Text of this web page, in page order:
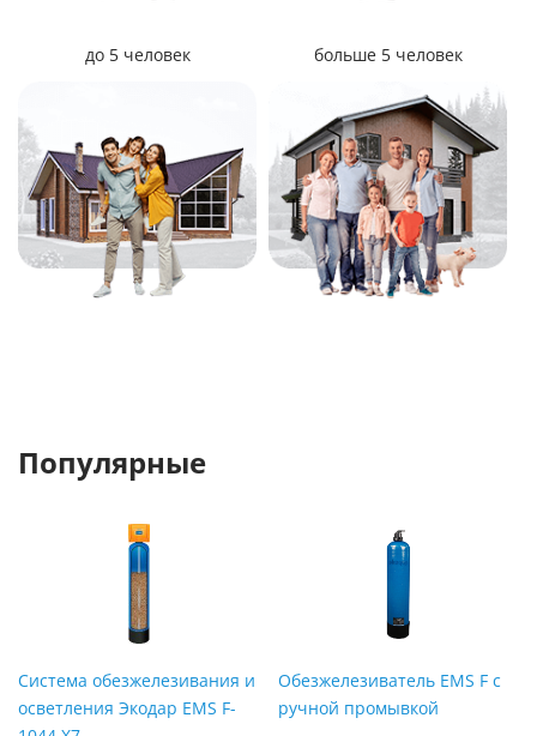
до 5 человек больше 5 человек
Популярные
Система обезжелезивания и
осветления Экодар EMS F-
Обезжелезиватель EMS F с
ручной промывкой